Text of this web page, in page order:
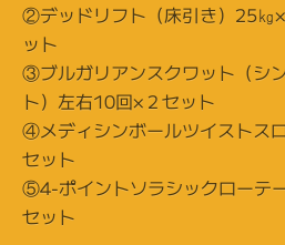
②デッドリフト（床引き）25
ット
③ブルガリアンスクワット（シ
ト）左右10回×２セット
④メディシンボールツイスト
セット
⑤4-ポイントソラシックロー
セット